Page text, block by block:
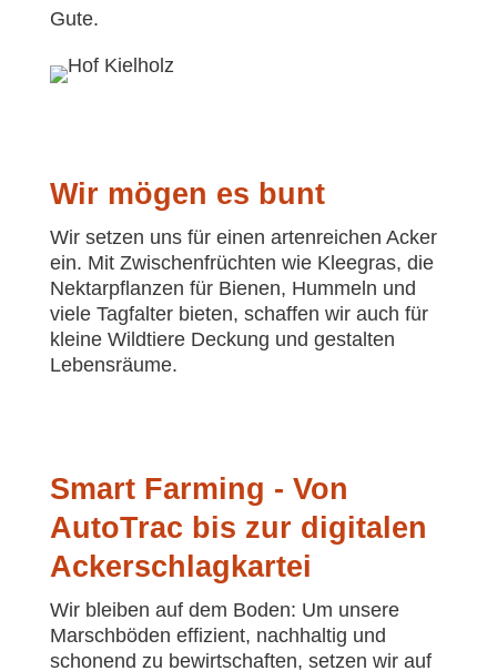
Gute.
Wir mögen es bunt
Wir setzen uns für einen artenreichen Acker
ein. Mit Zwischenfrüchten wie Kleegras, die
Nektarpflanzen für Bienen, Hummeln und
viele Tagfalter bieten, schaffen wir auch für
kleine Wildtiere Deckung und gestalten
Lebensräume.
Smart Farming - Von
AutoTrac bis zur digitalen
Ackerschlagkartei
Wir bleiben auf dem Boden: Um unsere
Marschböden effizient, nachhaltig und
schonend zu bewirtschaften, setzen wir auf